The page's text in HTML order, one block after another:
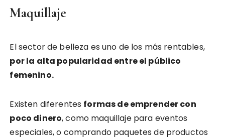
Maquillaje
El sector de belleza es uno de los más rentables,
por la alta popularidad entre el público
femenino.
Existen diferentes formas de emprender con
poco dinero, como maquillaje para eventos
especiales, o comprando paquetes de productos